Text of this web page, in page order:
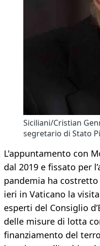
Siciliani/Cristian
segretario di Stato
L'appuntamento con
dal 2019 e fissato per
pandemia ha
ieri in Vaticano la
esperti del Consiglio
delle misure di lotta
finanziamento del